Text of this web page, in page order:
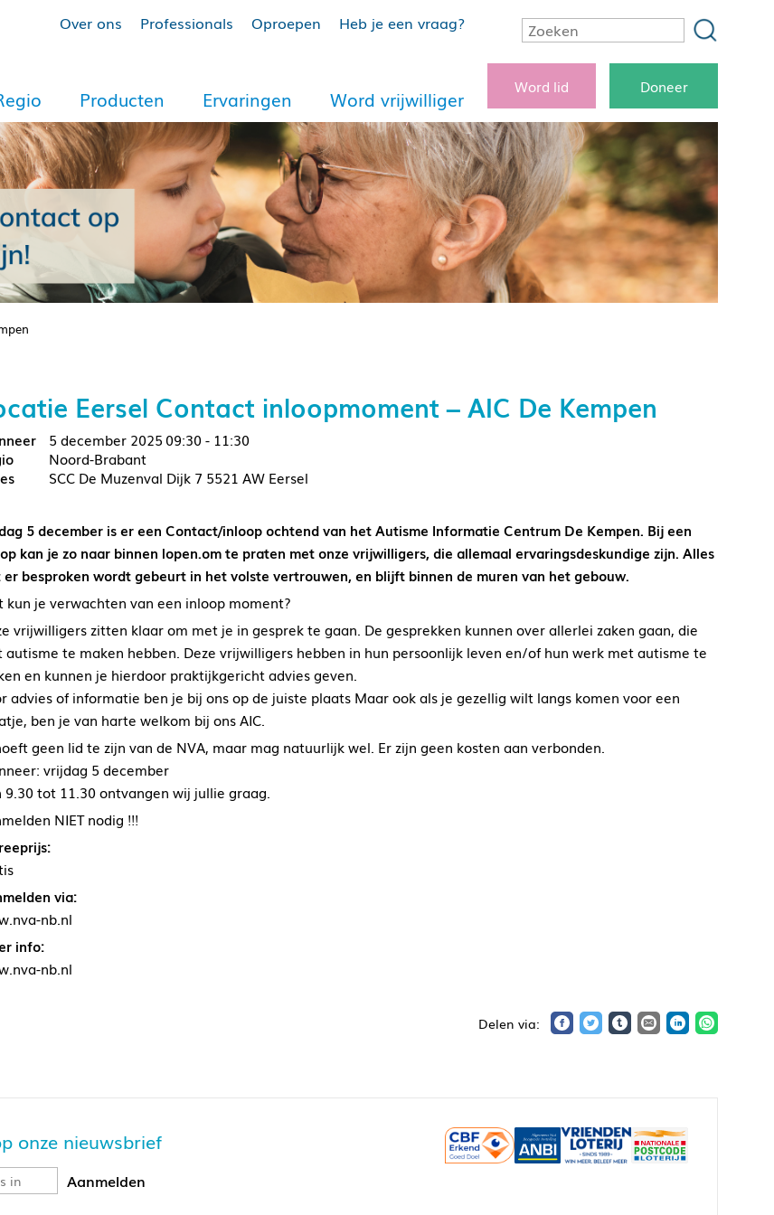
Over ons Professionals Oproepen Heb je een vraag?
Producten Ervaringen Word vrijwilliger
Word lid Doneer
Eersel Contact inloopmoment – AIC De Kempen
5 december 2025 09:30 - 11:30
Noord-Brabant
SCC De Muzenval Dijk 7 5521 AW Eersel
5 december is er een Contact/inloop ochtend van het Autisme Informatie Centrum De Kempen. Bij een
kan je zo naar binnen lopen.om te praten met onze vrijwilligers, die allemaal ervaringsdeskundige zijn. Alles
besproken wordt gebeurt in het volste vertrouwen, en blijft binnen de muren van het gebouw.
kun je verwachten van een inloop moment?
vrijwilligers zitten klaar om met je in gesprek te gaan. De gesprekken kunnen over allerlei zaken gaan, die
autisme te maken hebben. Deze vrijwilligers hebben in hun persoonlijk leven en/of hun werk met autisme te
en kunnen je hierdoor praktijkgericht advies geven.
advies of informatie ben je bij ons op de juiste plaats Maar ook als je gezellig wilt langs komen voor een
ben je van harte welkom bij ons AIC.
geen lid te zijn van de NVA, maar mag natuurlijk wel. Er zijn geen kosten aan verbonden.
vrijdag 5 december
9.30 tot 11.30 ontvangen wij jullie graag.
NIET nodig !!!
via:
nb.nl
info:
nb.nl
onze nieuwsbrief